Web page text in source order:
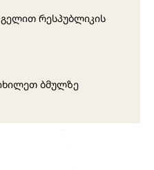
რესპუბლიკის
ბმულზე